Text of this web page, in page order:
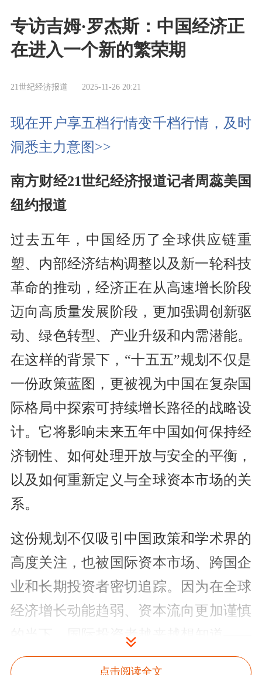
专访吉姆·罗杰斯：中国经济正
在进入一个新的繁荣期
21世纪经济报道 2025-11-26 20:21
现在开户享五档行情变千档行情，及时
洞悉主力意图>>
南方财经21世纪经济报道记者周蕊美国
纽约报道
过去五年，中国经历了全球供应链重
塑、内部经济结构调整以及新一轮科技
革命的推动，经济正在从高速增长阶段
迈向高质量发展阶段，更加强调创新驱
动、绿色转型、产业升级和内需潜能。
在这样的背景下，“十五五”规划不仅是
一份政策蓝图，更被视为中国在复杂国
际格局中探索可持续增长路径的战略设
计。它将影响未来五年中国如何保持经
济韧性、如何处理开放与安全的平衡，
以及如何重新定义与全球资本市场的关
系。
这份规划不仅吸引中国政策和学术界的
高度关注，也被国际资本市场、跨国企
业和长期投资者密切追踪。因为在全球
经济增长动能趋弱、资本流向更加谨慎
的当下，国际投资者越来越想知道——
科技创新、人口结构、消费升级、绿色
点击阅读全文